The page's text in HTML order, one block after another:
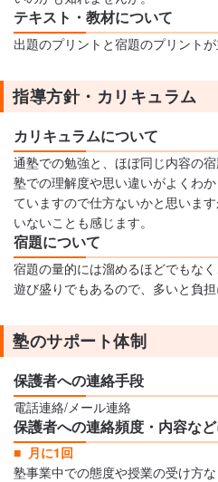
テキスト・教材について
出題のプリントと宿題のプリントが
指導方針・カリキュラム
カリキュラムについて
通塾での勉強と、ほぼ同じ内容の
塾での理解度や思い違いがよくわ
ていますので仕方ないかと思いま
いないことも感じます。
宿題について
宿題の量的には溜めるほどでもな
遊び盛りでもあるので、多いと負担
塾のサポート体制
保護者への連絡手段
電話連絡/メール連絡
保護者への連絡頻度・内容な
月に1回
塾事業中での態度や授業の受け方